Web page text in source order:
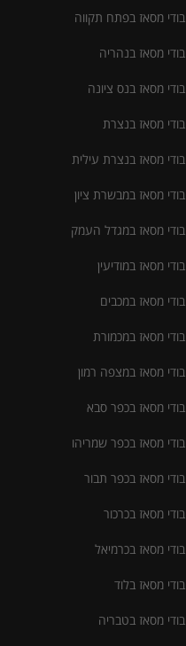
בודי מסאז בפתח תקווה
בודי מסאז בנהריה
בודי מסאז בנס ציונה
בודי מסאז בנצרת
בודי מסאז בנצרת עילית
בודי מסאז במבשרת ציון
בודי מסאז במגדל העמק
בודי מסאז במודיעין
בודי מסאז במכבים
בודי מסאז במכמורת
בודי מסאז במצפה רמון
בודי מסאז בכפר סבא
בודי מסאז בכפר שמריהו
בודי מסאז בכפר תבור
בודי מסאז בכרכור
בודי מסאז בכרמיאל
בודי מסאז בלוד
בודי מסאז בטבריה